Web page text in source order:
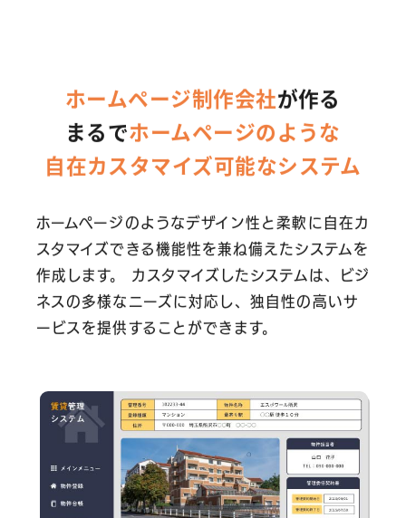
ホームページ制作会社が作る
まるでホームページのような
自在カスタマイズ可能なシステム
ホームページのようなデザイン性と柔軟に自在カ
スタマイズできる機能性を兼ね備えたシステムを
作成します。
カスタマイズしたシステムは、ビジ
ネスの多様なニーズに対応し、独自性の高いサ
ービスを提供することができます。